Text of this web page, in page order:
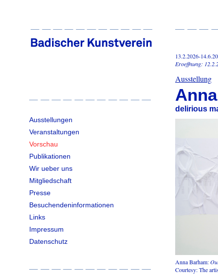
Ausstellungen
Veranstaltungen
Vorschau
Publikationen
Wir ueber uns
Mitgliedschaft
Presse
Besuchendeninformationen
Links
Impressum
Datenschutz
13.2.2026-
Eroeffnung:
Ausstellung
delirious
Anna Barham:
Courtesy: The